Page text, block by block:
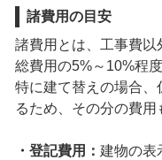
諸費用の目安
諸費用とは、工事費以
総費用の5%～10%程
特に建て替えの場合
るため、その分の費用
・登記費用： 建物の表